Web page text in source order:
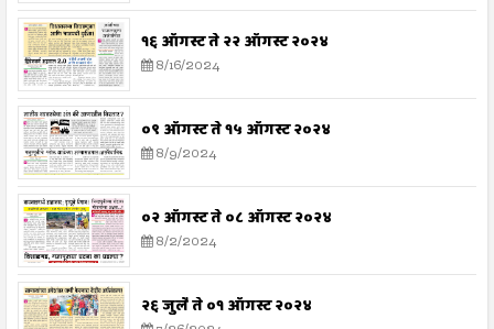
१६ ऑगस्ट ते २२ ऑगस्ट २०२४
8/16/2024
०९ ऑगस्ट ते १५ ऑगस्ट २०२४
8/9/2024
०२ ऑगस्ट ते ०८ ऑगस्ट २०२४
8/2/2024
२६ जुलै ते ०१ ऑगस्ट २०२४